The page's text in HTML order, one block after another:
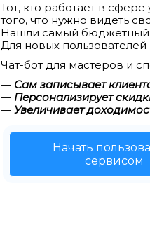
Тот, кто работает в
того, что нужно видеть
Нашли самый бюджетный
Для новых пользователей
Чат-бот для мастеров и
— Сам записывает
— Персонализирует
— Увеличивает
Начать
сервисом